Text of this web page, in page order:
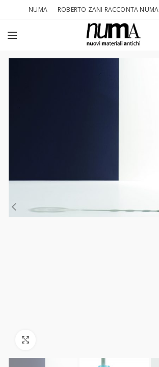
NUMA ROBERTO ZANI RACCONTA NUMA